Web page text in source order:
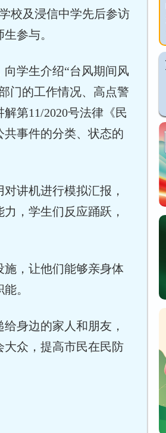
校及浸信中学先后参访
参与。
学生介绍“台风期间风
门的工作情况、高点警
第11/2020号法律《民
事件的分类、状态的
讲机进行模拟汇报，
，学生们反应踊跃，
，让他们能够亲身体
。
身边的家人和朋友，
众，提高市民在民防